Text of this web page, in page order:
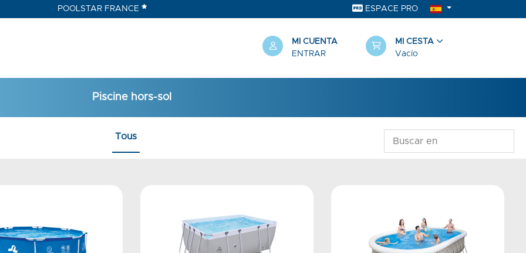
POOLSTAR FRANCE ESPACE PRO
MI CUENTA
ENTRAR
MI CESTA
Vacío
Piscine hors-sol
Tous